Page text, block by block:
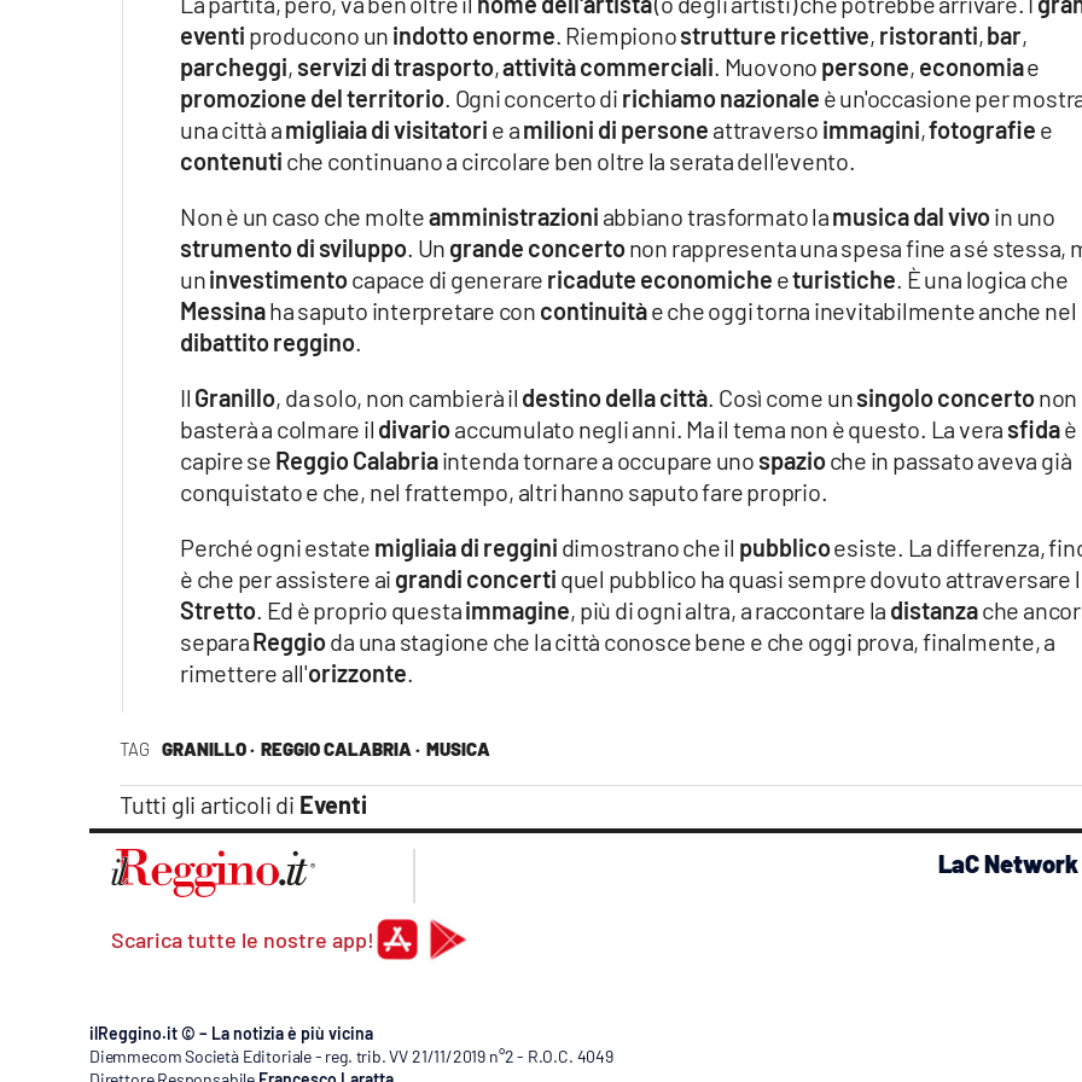
TAG GRANILLO · REGGIO CALABRIA · MUSICA
Tutti gli articoli di Eventi
eventi producono un indotto enorme. Riempionostrutture ricettive, ristoranti,bar,
parcheggi, servizi di trasporto,attività commerciali. Muovono persone, economiae
promozione del territorio. Ogni concerto di richiamo nazionale è un'occasione per
una città amigliaia di visitatori e amilioni di persone attraverso immagini,fotografie e
contenuti che continuano a circolare ben oltre la serata dell'evento.
Non è un caso che molteamministrazioni abbiano trasformato lamusica dal vivoin uno
strumento di sviluppo. Un grande concertonon rappresenta una spesa fine a sé stessa,
uninvestimentocapace di generare ricadute economiche eturistiche. È una logica che
Messinaha saputo interpretare con continuitàe che oggi torna inevitabilmente anche nel
dibattito reggino.
Il Granillo, da solo, non cambierà il destino della città. Così come unsingolo concertonon
basterà a colmare il divarioaccumulato negli anni. Ma il tema non è questo. La vera sfidaè
capire se Reggio Calabriaintenda tornare a occupare uno spazioche in passato aveva già
conquistato e che, nel frattempo, altri hanno saputo fare proprio.
Perché ogni estate migliaia di reggini dimostrano che il pubblicoesiste. La differenza,
è che per assistere ai grandi concerti quel pubblico ha quasi sempre dovuto attraversare
Stretto. Ed è proprio questaimmagine, più di ogni altra, a raccontare la distanzache
separaReggioda una stagione che la città conosce bene e che oggi prova, finalmente, a
rimettere all'orizzonte.
Scarica tutte le nostre app!
LaC Network
ilReggino.it © – La notizia è più vicina
Diemmecom Società Editoriale - reg. trib. VV 21/11/2019 n°2 - R.O.C. 4049